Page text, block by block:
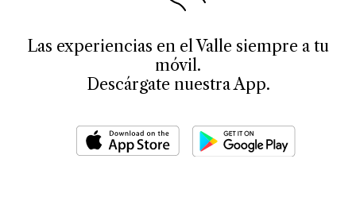
Las experiencias en el Valle siempre a tu
móvil.
Descárgate nuestra App.